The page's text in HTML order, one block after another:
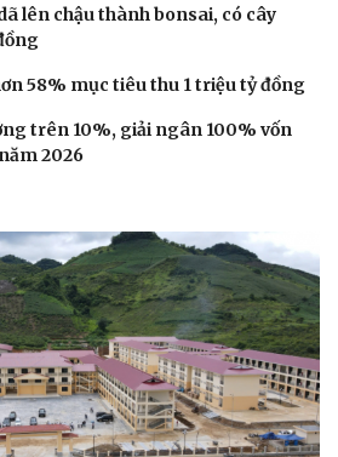
lên chậu thành bonsai, có cây
58% mục tiêu thu 1 triệu tỷ đồng
trên 10%, giải ngân 100% vốn
2026